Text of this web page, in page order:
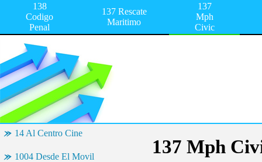
138
Codigo
Penal
137 Rescate
Maritimo
137
Mph
Civic
14 Al Centro Cine
1004 Desde El Movil 137 Mph